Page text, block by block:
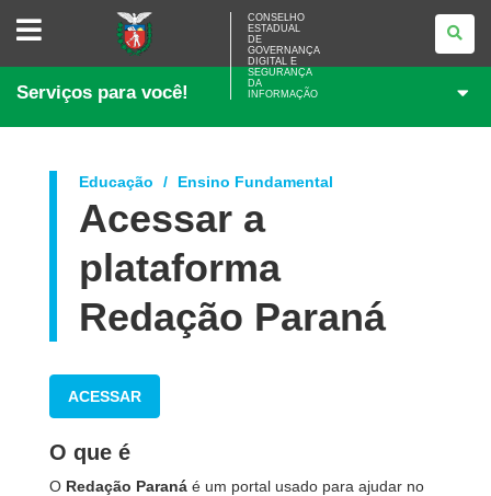
CONSELHO
ESTADUAL
GOVERNANÇA
E
DA
CONSELHO
ESTADUAL
DE
GOVERNANÇA
DIGITAL E
SEGURANÇA
DA
INFORMAÇÃO
Serviços para você!
Educação Ensino Fundamental
Acessar a
plataforma
Redação Paraná
ACESSAR
O que é
O Redação Paraná é um portal usado para ajudar no